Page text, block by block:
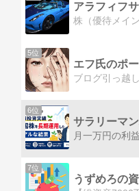
5位
エフ氏のポ
6位
7位